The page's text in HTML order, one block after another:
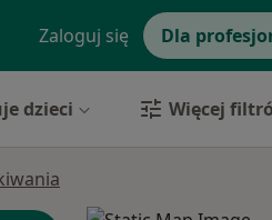
Zaloguj się Dla
dzieci Więcej